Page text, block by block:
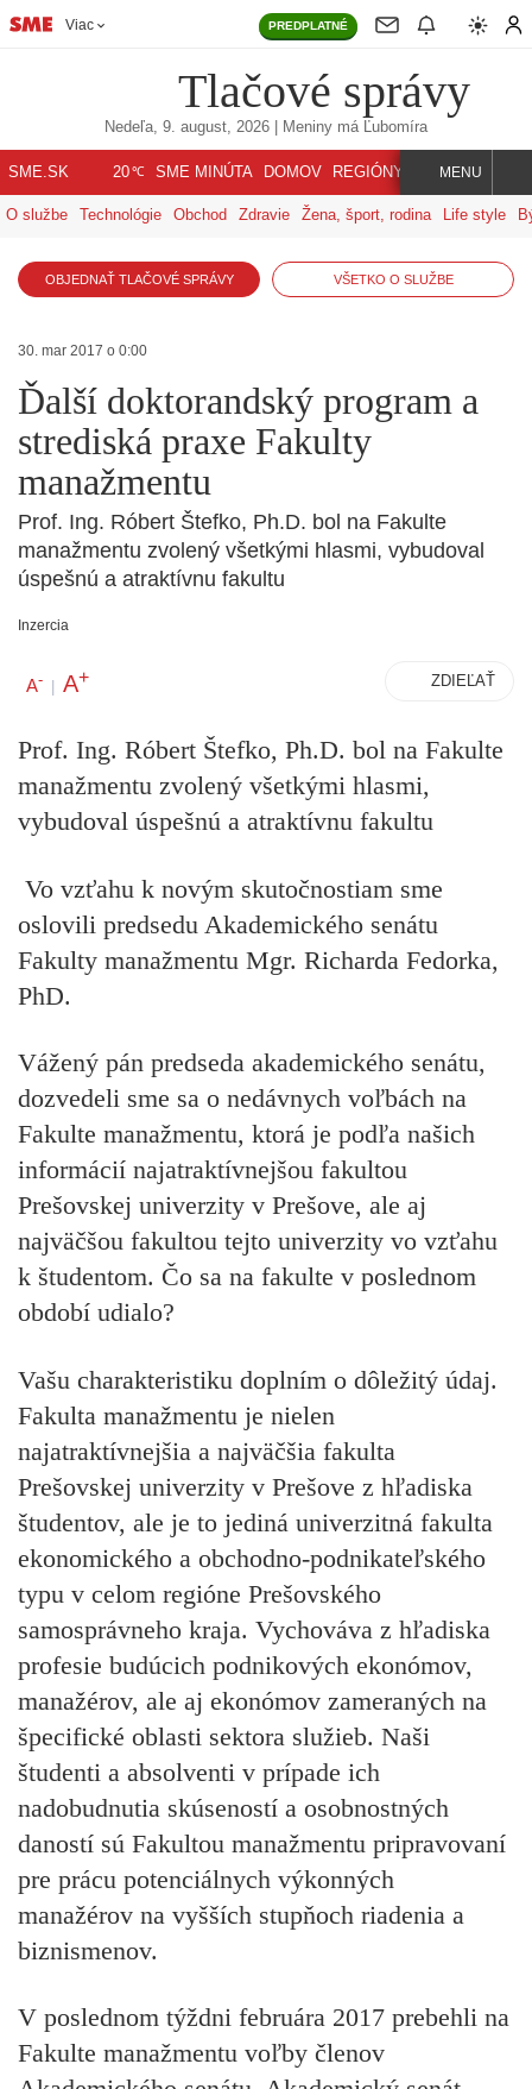
Viac PREDPLATNÉ
Tlačové správy
Nedeľa, 9. august, 2026 | Meniny má Ľubomíra
SME.SK 20℃ SME MINÚTA DOMOV REGIÓNY INDEX SVET
MENU
O službe Technológie Obchod Zdravie Žena, šport, rodina Life style
OBJEDNAŤ TLAČOVÉ SPRÁVY VŠETKO O SLUŽBE
30. mar 2017 o 0:00
Ďalší doktorandský program a
strediská praxe Fakulty
manažmentu
Prof. Ing. Róbert Štefko, Ph.D. bol na Fakulte
manažmentu zvolený všetkými hlasmi, vybudoval
úspešnú a atraktívnu fakultu
Inzercia
A- | A+ ZDIEĽAŤ
Prof. Ing. Róbert Štefko, Ph.D. bol na Fakulte
manažmentu zvolený všetkými hlasmi,
vybudoval úspešnú a atraktívnu fakultu
Vo vzťahu k novým skutočnostiam sme
oslovili predsedu Akademického senátu
Fakulty manažmentu Mgr. Richarda Fedorka,
PhD.
Vážený pán predseda akademického senátu,
dozvedeli sme sa o nedávnych voľbách na
Fakulte manažmentu, ktorá je podľa našich
informácií najatraktívnejšou fakultou
Prešovskej univerzity v Prešove, ale aj
najväčšou fakultou tejto univerzity vo vzťahu
k študentom. Čo sa na fakulte v poslednom
období udialo?
Vašu charakteristiku doplním o dôležitý údaj.
Fakulta manažmentu je nielen
najatraktívnejšia a najväčšia fakulta
Prešovskej univerzity v Prešove z hľadiska
študentov, ale je to jediná univerzitná fakulta
ekonomického a obchodno-podnikateľského
typu v celom regióne Prešovského
samosprávneho kraja. Vychováva z hľadiska
profesie budúcich podnikových ekonómov,
manažérov, ale aj ekonómov zameraných na
špecifické oblasti sektora služieb. Naši
študenti a absolventi v prípade ich
nadobudnutia skúseností a osobnostných
daností sú Fakultou manažmentu pripravovaní
pre prácu potenciálnych výkonných
manažérov na vyšších stupňoch riadenia a
biznismenov.
V poslednom týždni februára 2017 prebehli na
Fakulte manažmentu voľby členov